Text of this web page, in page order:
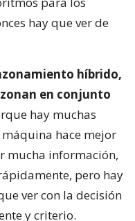
hay que ver de
híbrido,
en conjunto
hay muchas
hace mejor
mucha información,
pero hay
ver con la decisión
y criterio.